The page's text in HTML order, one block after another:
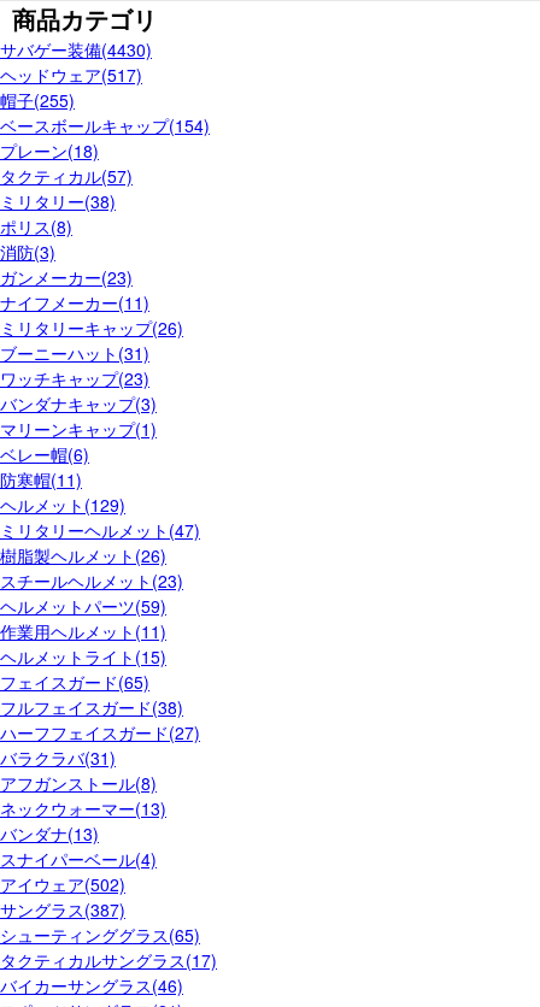
商品カテゴリ
サバゲー装備(4430)
ヘッドウェア(517)
帽子(255)
ベースボールキャップ(154)
プレーン(18)
タクティカル(57)
ミリタリー(38)
ポリス(8)
消防(3)
ガンメーカー(23)
ナイフメーカー(11)
ミリタリーキャップ(26)
ブーニーハット(31)
ワッチキャップ(23)
バンダナキャップ(3)
マリーンキャップ(1)
ベレー帽(6)
防寒帽(11)
ヘルメット(129)
ミリタリーヘルメット(47)
樹脂製ヘルメット(26)
スチールヘルメット(23)
ヘルメットパーツ(59)
作業用ヘルメット(11)
ヘルメットライト(15)
フェイスガード(65)
フルフェイスガード(38)
ハーフフェイスガード(27)
バラクラバ(31)
アフガンストール(8)
ネックウォーマー(13)
バンダナ(13)
スナイパーベール(4)
アイウェア(502)
サングラス(387)
シューティンググラス(65)
タクティカルサングラス(17)
バイカーサングラス(46)